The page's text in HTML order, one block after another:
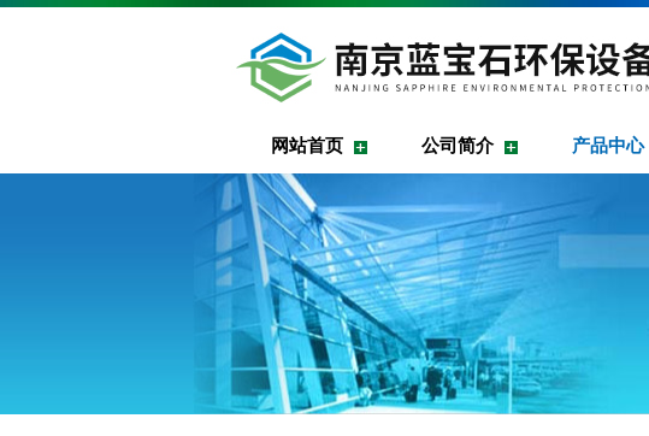
网站首页 公司简介 产品中心